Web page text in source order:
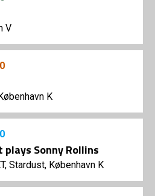
V
K
Sonny Rollins
Stardust, København K